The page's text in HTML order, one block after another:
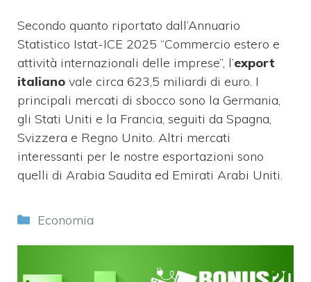
Secondo quanto riportato dall’Annuario
Statistico Istat-ICE 2025 “Commercio estero e
attività internazionali delle imprese”, l’export
italiano vale circa 623,5 miliardi di euro. I
principali mercati di sbocco sono la Germania,
gli Stati Uniti e la Francia, seguiti da Spagna,
Svizzera e Regno Unito. Altri mercati
interessanti per le nostre esportazioni sono
quelli di Arabia Saudita ed Emirati Arabi Uniti.
Categorie
Economia